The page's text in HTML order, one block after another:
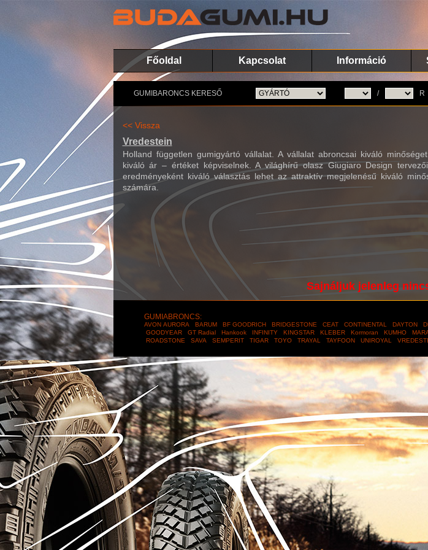
Főoldal Kapcsolat Információ
GUMIBARONCS KERESŐ / R
<< Vissza
Vredestein
Holland független gumigyártó vállalat. A vállalat abroncsai kiváló
kiváló ár – értéket képviselnek. A világhírű olasz Giugiaro Design
eredményeként kiváló választás lehet az attraktív megjelenésű kiváló
számára.
Sajnáljuk jelenleg
GUMIABRONCS:
AVON AURORA BARUM BF GOODRICH BRIDGESTONE CEAT CONTINENTAL DAYTON
GOODYEAR
GT Radial Hankook INFINITY KINGSTAR KLEBER Kormoran KUMHO
ROADSTONE
SAVA SEMPERIT TIGAR TOYO TRAYAL TAYFOON UNIROYAL